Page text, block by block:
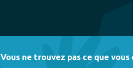
Vous ne trouvez pas ce que vous